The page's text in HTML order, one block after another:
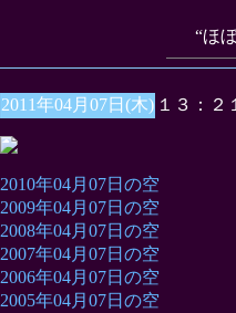
“ほ
2011年04月07日(木) １３：２
2010年04月07日の空
2009年04月07日の空
2008年04月07日の空
2007年04月07日の空
2006年04月07日の空
2005年04月07日の空